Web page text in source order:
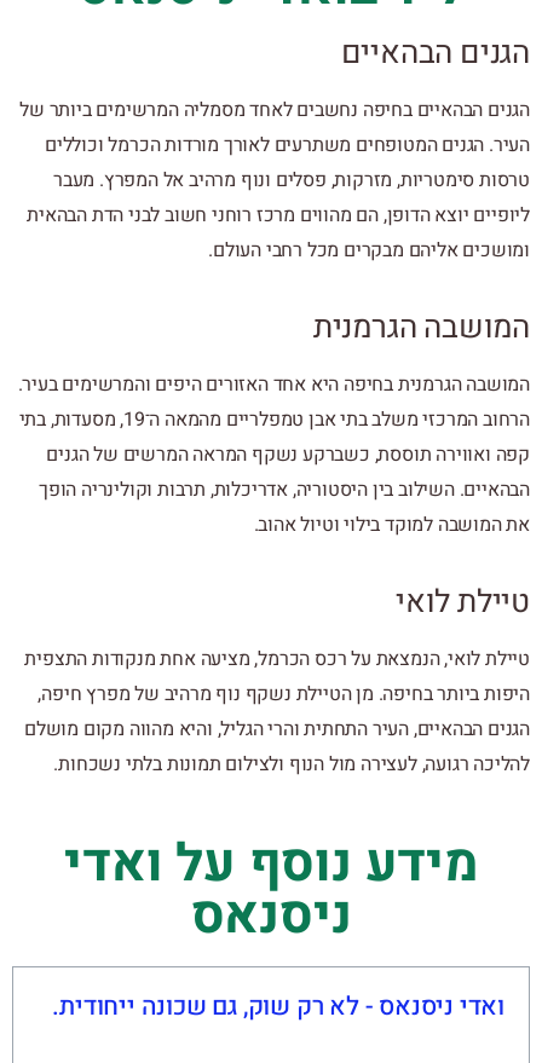
הגנים הבהאיים
הגנים הבהאיים בחיפה נחשבים לאחד מסמליה המרשימים ביותר של
העיר. הגנים המטופחים משתרעים לאורך מורדות הכרמל וכוללים
טרסות סימטריות, מזרקות, פסלים ונוף מרהיב אל המפרץ. מעבר
ליופיים יוצא הדופן, הם מהווים מרכז רוחני חשוב לבני הדת הבהאית
ומושכים אליהם מבקרים מכל רחבי העולם.
המושבה הגרמנית
המושבה הגרמנית בחיפה היא אחד האזורים היפים והמרשימים בעיר.
הרחוב המרכזי משלב בתי אבן טמפלריים מהמאה ה־19, מסעדות, בתי
קפה ואווירה תוססת, כשברקע נשקף המראה המרשים של הגנים
הבהאיים. השילוב בין היסטוריה, אדריכלות, תרבות וקולינריה הופך
את המושבה למוקד בילוי וטיול אהוב.
טיילת לואי
טיילת לואי, הנמצאת על רכס הכרמל, מציעה אחת מנקודות התצפית
היפות ביותר בחיפה. מן הטיילת נשקף נוף מרהיב של מפרץ חיפה,
הגנים הבהאיים, העיר התחתית והרי הגליל, והיא מהווה מקום מושלם
להליכה רגועה, לעצירה מול הנוף ולצילום תמונות בלתי נשכחות.
מידע נוסף על ואדי
ניסנאס
ואדי ניסנאס - לא רק שוק, גם שכונה ייחודית.